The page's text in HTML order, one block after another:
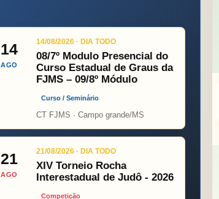
14
AGO
14/08/2026 · DIA TODO
08/7º Modulo Presencial do
Curso Estadual de Graus da
FJMS – 09/8º Módulo
Curso / Seminário
CT FJMS · Campo grande/MS
21
AGO
21/08/2026 · DIA TODO
XIV Torneio Rocha
Interestadual de Judô - 2026
Competição
ONÇA PINT PSOPJ IS Roza